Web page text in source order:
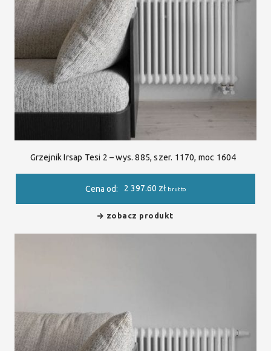
Grzejnik Irsap Tesi 2 – wys. 885, szer. 1170, moc 1604
Cena od: 2 397.60 zł brutto
zobacz produkt